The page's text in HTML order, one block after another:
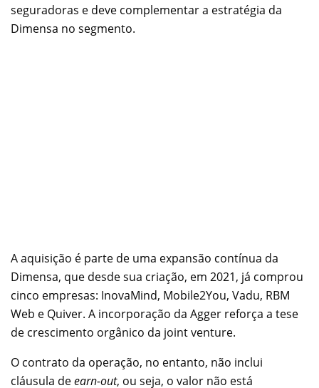
seguradoras e deve complementar a estratégia da
Dimensa no segmento.
A aquisição é parte de uma expansão contínua da
Dimensa, que desde sua criação, em 2021, já comprou
cinco empresas: InovaMind, Mobile2You, Vadu, RBM
Web e Quiver. A incorporação da Agger reforça a tese
de crescimento orgânico da joint venture.
O contrato da operação, no entanto, não inclui
cláusula deearn-out, ou seja, o valor não está